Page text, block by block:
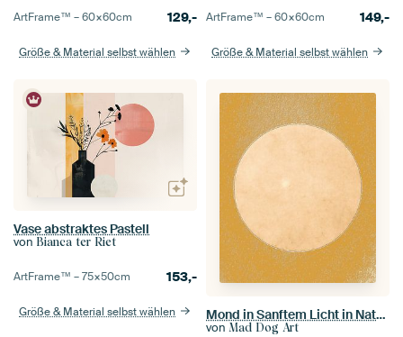
ArtFrame™ –60×60cm 129,-
Größe & Material selbst wählen
ArtFrame™ –60×60cm 149,-
Größe & Material selbst wählen
Vase abstraktes Pastell
von Bianca ter Riet
ArtFrame™ –75×50cm 153,-
Größe & Material selbst wählen Mond in Sanftem Licht in Naturfarben
von Mad Dog Art